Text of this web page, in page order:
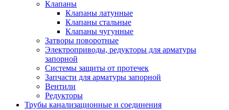
Клапаны
Клапаны латунные
Клапаны стальные
Клапаны чугунные
Затворы поворотные
Электроприводы, редукторы для арматуры
запорной
Системы защиты от протечек
Запчасти для арматуры запорной
Вентили
Редукторы
Трубы канализационные и соединения